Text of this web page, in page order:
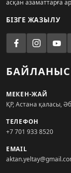
асқан азаматтарға
БІЗГЕ ЖАЗЫЛУ
БАЙЛАНЫС
МЕКЕН-ЖАЙ
ҚР, Астана қаласы,
ТЕЛЕФОН
+7 701 933 8520
EMAIL